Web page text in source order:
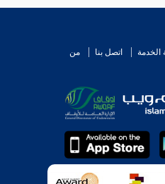
الخدمة اتصل بنا
من